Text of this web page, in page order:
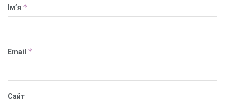
Ім’я *
Email *
Сайт